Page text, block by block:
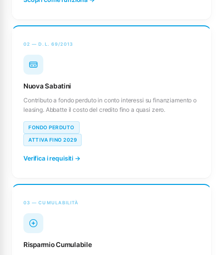
02 — D.L. 69/2013
Nuova Sabatini
Contributo a fondo perduto in conto interessi su finanziamento o
leasing. Abbatte il costo del credito fino a quasi zero.
FONDO PERDUTO
ATTIVA FINO 2029
Verifica i requisiti →
03 — CUMULABILITÀ
Risparmio Cumulabile